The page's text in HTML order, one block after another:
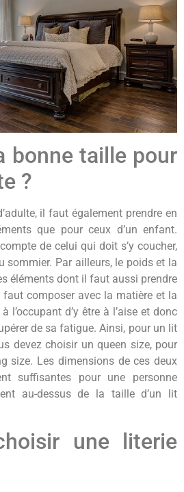
bonne taille pour
?
il faut également prendre en
que pour ceux d’un enfant.
de celui qui doit s’y coucher,
sommier. Par ailleurs, le poids et la
éléments dont il faut aussi prendre
composer avec la matière et la
l’occupant d’y être à l’aise et donc
de sa fatigue. Ainsi, pour un lit
devez choisir un queen size, pour
size. Les dimensions de ces deux
suffisantes pour une personne
au-dessus de la taille d’un lit
une literie